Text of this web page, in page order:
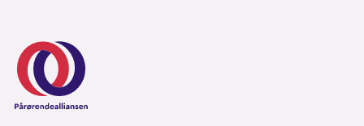
Pårørendealliansen